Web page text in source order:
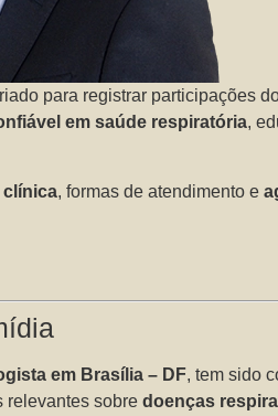
para registrar participações
em saúde respiratória,
clínica, formas de atendimento e
em Brasília – DF, tem sido
relevantes sobredoenças